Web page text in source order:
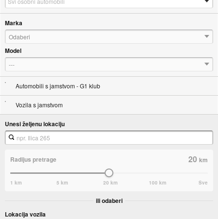
Marka
Odaberi
Model
---
Automobili s jamstvom - G1 klub
Vozila s jamstvom
Unesi željenu lokaciju
Radijus pretrage 20km
1 km 5 km 20 km 100 km Sve
ili odaberi
Lokacija vozila